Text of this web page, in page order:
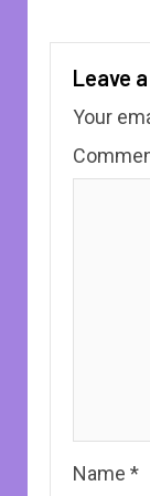
Leave
Your
Name *